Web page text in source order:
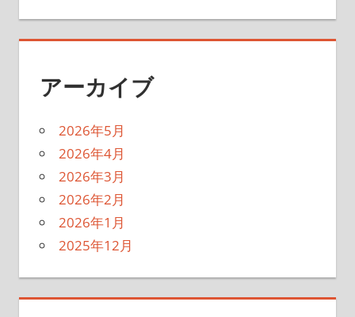
アーカイブ
2026年5月
2026年4月
2026年3月
2026年2月
2026年1月
2025年12月